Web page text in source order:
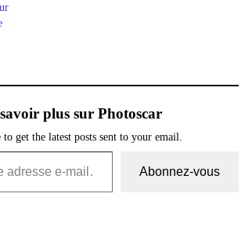
plus sur Photoscar
to get the latest posts sent to your email.
Abonnez-vous